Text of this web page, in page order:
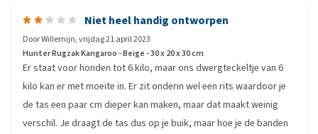
Niet heel handig ontworpen
DoorWillemijn,vrijdag 21 april 2023
Hunter Rugzak Kangaroo - Beige - 30 x 20 x 30 cm
Er staat voor honden tot 6 kilo, maar ons dwergteckeltje van 6
kilo kan er met moeite in. Er zit onderin wel een rits waardoor je
de tas een paar cm dieper kan maken, maar dat maakt weinig
verschil. Je draagt de tas dus op je buik, maar hoe je de banden